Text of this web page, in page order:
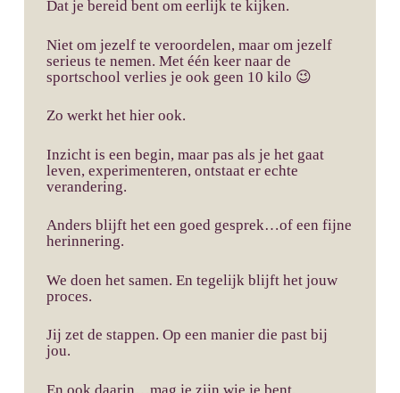
Dat je bereid bent om eerlijk te kijken.
Niet om jezelf te veroordelen, maar om jezelf
serieus te nemen. Met één keer naar de
sportschool verlies je ook geen 10 kilo 😉
Zo werkt het hier ook.
Inzicht is een begin, maar pas als je het gaat
leven, experimenteren, ontstaat er echte
verandering.
Anders blijft het een goed gesprek…of een fijne
herinnering.
We doen het samen. En tegelijk blijft het jouw
proces.
Jij zet de stappen. Op een manier die past bij
jou.